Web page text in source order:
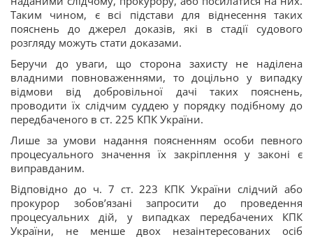
Таким чином, є всі підстави для віднесення таких
пояснень до джерел доказів, які в стадії судового
розгляду можуть стати доказами.
Беручи до уваги, що сторона захисту не наділена
владними повноваженнями, то доцільно у випадку
відмови від добровільної дачі таких пояснень,
проводити їх слідчим суддею у порядку подібному до
передбаченого в ст. 225 КПК України.
Лише за умови надання поясненням особи певного
процесуального значення їх закріплення у законі є
виправданим.
Відповідно до ч. 7 ст. 223 КПК України слідчий або
прокурор зобов’язані запросити до проведення
процесуальних дій, у випадках передбачених КПК
України, не менше двох незаінтересованих осіб